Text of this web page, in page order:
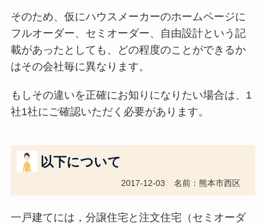
そのため、仮にハウスメーカーのホームページに
フルオーダー、セミオーダー、自由設計という記
載があったとしても、どの程度のことができるか
はその会社毎に異なります。
もしその違いを正確にお知りになりたい場合は、1
社1社にご確認いただく必要があります。
以下について
2017-12-03 名前：熊本市西区
一戸建てには，分譲住宅と注文住宅（セミオーダ